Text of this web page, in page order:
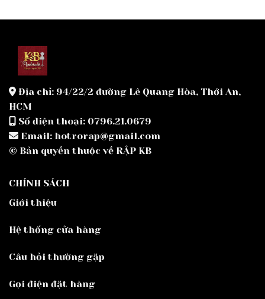
Địa chỉ: 94/22/2 đường Lê Quang Hòa, Thới An,
HCM
Số điện thoại: 0796.21.0679
Email: hotrorap@gmail.com
© Bản quyền thuộc về RẬP KB
CHÍNH SÁCH
Giới thiệu
Hệ thống cửa hàng
Câu hỏi thường gặp
Gọi điện đặt hàng